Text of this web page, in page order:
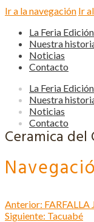
Ir a la navegación Ir
La Feria
Nuestra
Noticias
Contacto
La Feria
Nuestra
Noticias
Contacto
Ceramica del
Anterior: FARFALLA
Siguiente: Tacuabé